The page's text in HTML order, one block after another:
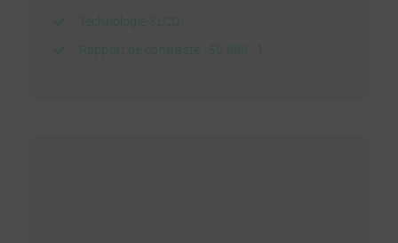
Technologie 3LCD
Rapport de contraste : 50 000 : 1